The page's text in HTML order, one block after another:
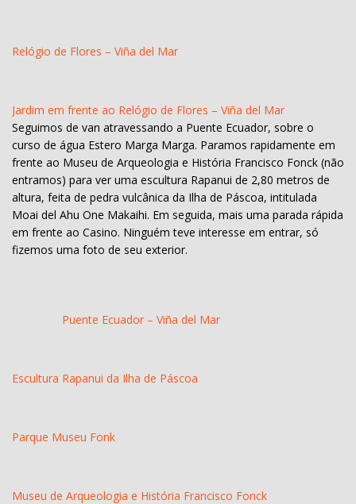
Relógio de Flores – Viña del Mar
Jardim em frente ao Relógio de Flores – Viña del Mar
Seguimos de van atravessando a Puente Ecuador, sobre o
curso de água Estero Marga Marga. Paramos rapidamente em
frente ao Museu de Arqueologia e História Francisco Fonck (não
entramos) para ver uma escultura Rapanui de 2,80 metros de
altura, feita de pedra vulcânica da Ilha de Páscoa, intitulada
Moai del Ahu One Makaihi. Em seguida, mais uma parada rápida
em frente ao Casino. Ninguém teve interesse em entrar, só
fizemos uma foto de seu exterior.
Puente Ecuador – Viña del Mar
Escultura Rapanui da Ilha de Páscoa
Parque Museu Fonk
Museu de Arqueologia e História Francisco Fonck